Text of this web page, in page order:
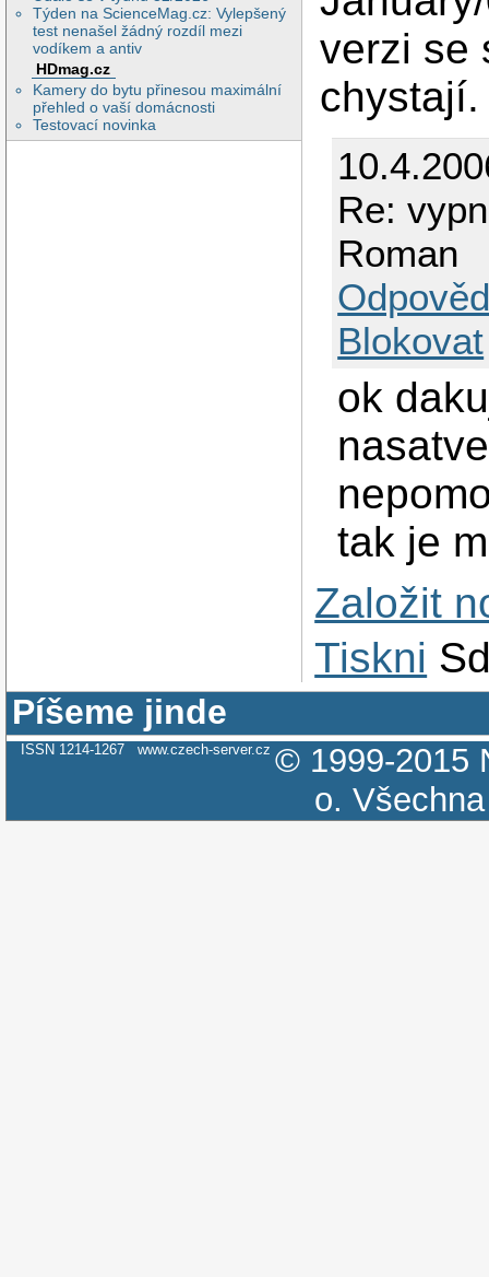
Týden na ScienceMag.cz: Vylepšený
test nenašel žádný rozdíl mezi
vodíkem a antiv
HDmag.cz
Kamery do bytu přinesou maximální
přehled o vaší domácnosti
Testovací novinka
verzi se
chystají.
Re:
Roman
Blokovat
ok
tak je
Založit
Tiskni
Píšeme jinde
ISSN 1214-1267 www.czech-server.cz © 1999-2015
o.